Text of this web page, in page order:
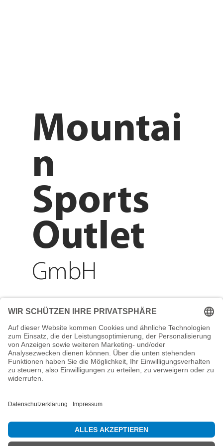
Adresse
Reichenberger Str. 1
84130 Dingolfing
Telefon
info@mountain-sports-
Mountai
n
Sports
Outlet
GmbH